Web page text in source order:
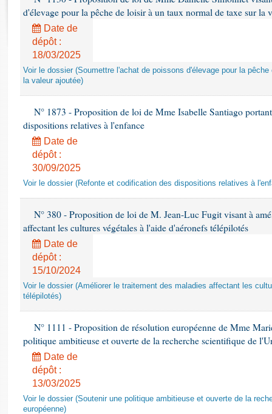
Rapports d'enquête
Rapports législatifs
Rapports sur l'application des lois
Baromètre de l’application des lois
Dossiers législatifs
Budget et sécurité sociale
Questions écrites et orales
Comptes rendus des débats
d'élevage pour la pêche de loisir à un taux normal de taxe sur la
Date de
dépôt :
18/03/2025
Voir le dossier (Soumettre l'achat de poissons d'élevage pour la
la valeur ajoutée)
N° 1873 - Proposition de loi de Mme Isabelle Santiago
dispositions relatives à l'enfance
Date de
dépôt :
30/09/2025
Voir le dossier (Refonte et codification des dispositions relatives à
N° 380 - Proposition de loi de M. Jean-Luc Fugit visant à
affectant les cultures végétales à l'aide d'aéronefs télépilotés
Date de
dépôt :
15/10/2024
Voir le dossier (Améliorer le traitement des maladies affectant les
télépilotés)
N° 1111 - Proposition de résolution européenne de Mme
politique ambitieuse et ouverte de la recherche scientifique de
Date de
dépôt :
13/03/2025
Voir le dossier (Soutenir une politique ambitieuse et ouverte de la
européenne)